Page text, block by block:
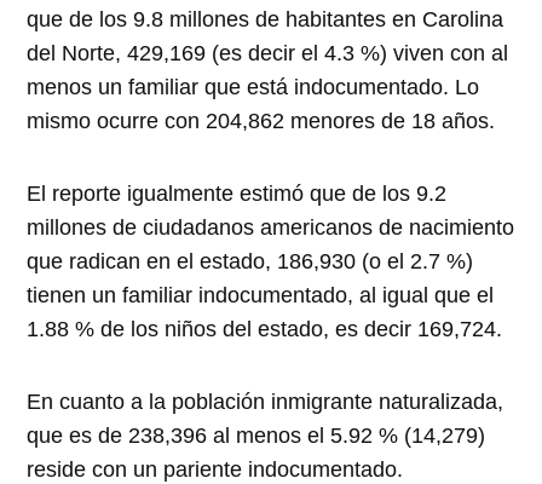
que de los 9.8 millones de habitantes en Carolina
del Norte, 429,169 (es decir el 4.3 %) viven con al
menos un familiar que está indocumentado. Lo
mismo ocurre con 204,862 menores de 18 años.
El reporte igualmente estimó que de los 9.2
millones de ciudadanos americanos de nacimiento
que radican en el estado, 186,930 (o el 2.7 %)
tienen un familiar indocumentado, al igual que el
1.88 % de los niños del estado, es decir 169,724.
En cuanto a la población inmigrante naturalizada,
que es de 238,396 al menos el 5.92 % (14,279)
reside con un pariente indocumentado.